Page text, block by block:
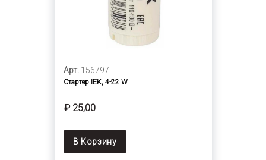
Арт. 156797
Стартер IEK, 4-22 W
₽ 25,00
В Корзину